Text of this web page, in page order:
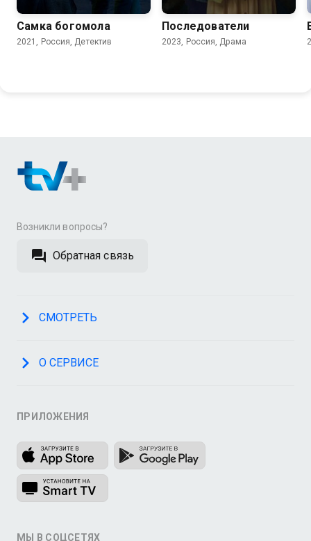
Самка богомола
2021, Россия, Детектив
Последователи
2023, Россия, Драма
Возникли вопросы?
Обратная связь
СМОТРЕТЬ
О СЕРВИСЕ
ПРИЛОЖЕНИЯ
МЫ В СОЦСЕТЯХ